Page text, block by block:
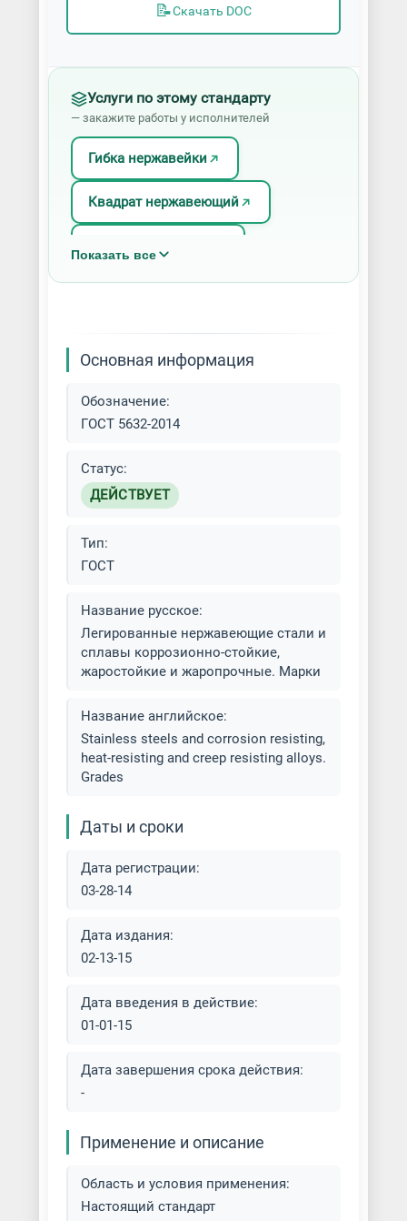
📝Скачать DOC
Услуги по этому стандарту
— закажите работы у исполнителей
Гибка нержавейки
Квадрат нержавеющий
Лист горячекатаный
нержавеющий
Лист перфорированный
нержавеющий
нержавеющий
Лист холоднокатаный
Металлоконструкции из
нержавеющей стали
Плоский нержавеющий прокат
Рулон горячекатаный
Рулон холоднокатаный
нержавеющий
Труба электросварная (э/с)
Трубный нержавеющий прокат
Уголок нержавеющий
Показать все
Основная информация
Обозначение:
ГОСТ 5632-2014
Статус:
ДЕЙСТВУЕТ
Тип:
ГОСТ
Название русское:
Легированные нержавеющие стали и
сплавы коррозионно-стойкие,
жаростойкие и жаропрочные. Марки
Название английское:
Stainless steels and corrosion resisting,
heat-resisting and creep resisting alloys.
Grades
Даты и сроки
Дата регистрации:
03-28-14
Дата издания:
02-13-15
Дата введения в действие:
01-01-15
Дата завершения срока действия:
-
Применение и описание
Область и условия применения:
Настоящий стандарт